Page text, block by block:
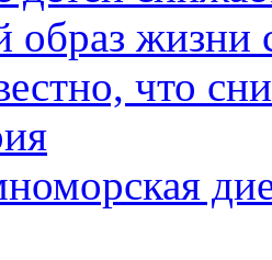
образ жизни
что